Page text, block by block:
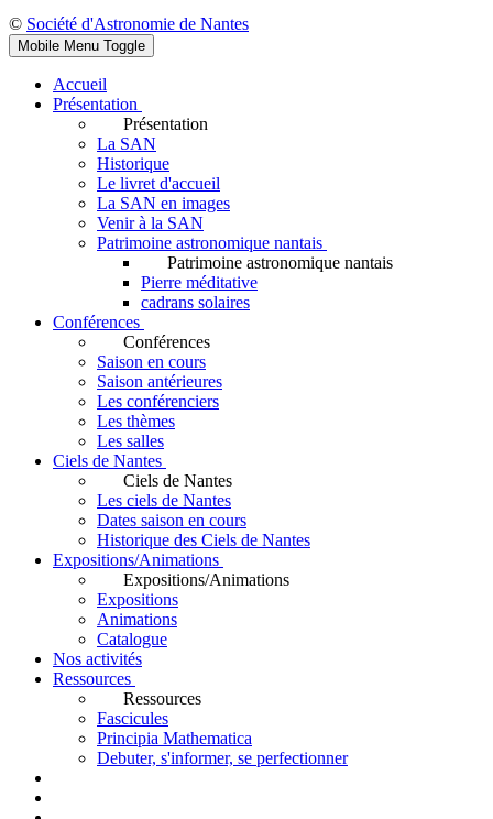
© Société d'Astronomie de Nantes
Mobile Menu Toggle
Accueil
Présentation
Présentation
La SAN
Historique
Le livret d'accueil
La SAN en images
Venir à la SAN
Patrimoine astronomique nantais
Patrimoine astronomique nantais
Pierre méditative
cadrans solaires
Conférences
Conférences
Saison en cours
Saison antérieures
Les conférenciers
Les thèmes
Les salles
Ciels de Nantes
Ciels de Nantes
Les ciels de Nantes
Dates saison en cours
Historique des Ciels de Nantes
Expositions/Animations
Expositions/Animations
Expositions
Animations
Catalogue
Nos activités
Ressources
Ressources
Fascicules
Principia Mathematica
Debuter, s'informer, se perfectionner